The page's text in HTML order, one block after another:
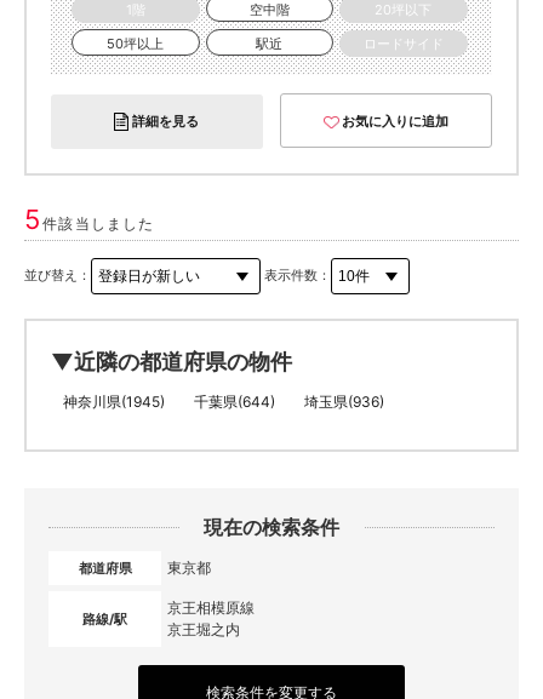
1階
空中階
20坪以下
50坪以上
駅近 ロードサイド
詳細を見る お気に入りに追加
5件該当しました
並び替え： 表示件数：
▼近隣の都道府県の物件
神奈川県(1945) 千葉県(644) 埼玉県(936)
現在の検索条件
都道府県 東京都
路線/駅
京王相模原線
京王堀之内
検索条件を変更する